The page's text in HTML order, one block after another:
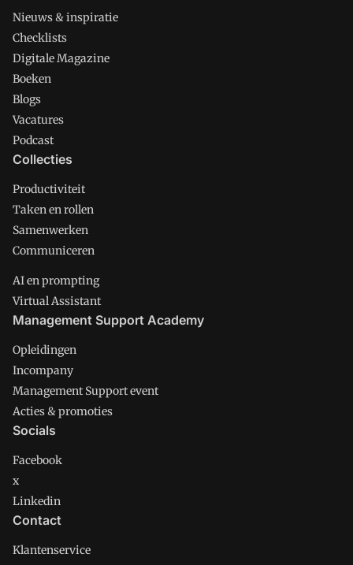
Nieuws & inspiratie
Checklists
Digitale Magazine
Boeken
Blogs
Vacatures
Podcast
Collecties
Productiviteit
Taken en rollen
Samenwerken
Communiceren
AI en prompting
Virtual Assistant
Management Support Academy
Opleidingen
Incompany
Management Support event
Acties & promoties
Socials
Facebook
x
Linkedin
Contact
Klantenservice